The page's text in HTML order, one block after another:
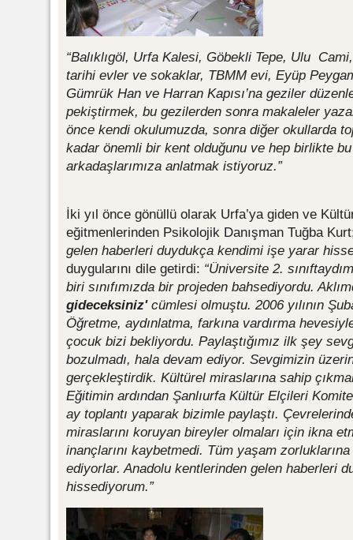
“Balıklıgöl, Urfa Kalesi, Göbekli Tepe, Ulu
tarihi evler ve sokaklar, TBMM evi, Eyüp
Gümrük Han ve Harran Kapısı’na geziler
pekiştirmek, bu gezilerden sonra makaleler
önce kendi okulumuzda, sonra diğer okullarda
kadar önemli bir kent olduğunu ve hep birlikte
arkadaşlarımıza anlatmak istiyoruz.”
İki yıl önce gönüllü olarak Urfa’ya giden ve
eğitmenlerinden Psikolojik Danışman Tuğba
gelen haberleri duydukça kendimi işe yarar
duygularını dile getirdi: “Üniversite 2.
biri sınıfımızda bir projeden bahsediyordu.
gideceksiniz'cümlesi olmuştu. 2006 yılının
Öğretme, aydınlatma, farkına vardırma
çocuk bizi bekliyordu. Paylaştığımız ilk şey
bozulmadı, hala devam ediyor. Sevgimizin
gerçekleştirdik. Kültürel miraslarına sahip
Eğitimin ardından Şanlıurfa Kültür Elçileri
ay toplantı yaparak bizimle paylaştı.
miraslarını koruyan bireyler olmaları için ikna
inançlarını kaybetmedi. Tüm yaşam
ediyorlar. Anadolu kentlerinden gelen haberleri
hissediyorum.”